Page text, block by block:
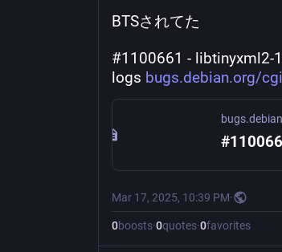
BTSされてた
#1100661 - libtinyxml2-
logs bugs.debian.org/
Mar 17, 2025, 10:39 PM·
0boosts·0quotes·0favorites